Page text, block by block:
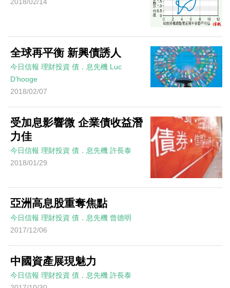
全球再平衡 新興債誘人
今日信報 理財投資 債．息先機 Luc
D’hooge
2018/02/07
受加息影響微 企業債收益潛
力佳
今日信報 理財投資 債．息先機 許長泰
2018/01/29
亞洲高息股重奪焦點
今日信報 理財投資 債．息先機 曾德明
2017/12/06
中國資產展現魅力
今日信報 理財投資 債．息先機 許長泰